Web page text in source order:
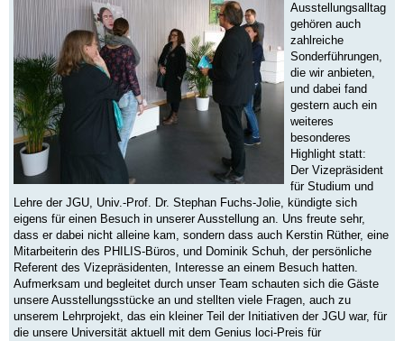
Ausstellungsalltag
gehören auch
zahlreiche
Sonderführungen,
die wir anbieten,
und dabei fand
gestern auch ein
weiteres
besonderes
Highlight statt:
Der Vizepräsident
für Studium und
Lehre der JGU, Univ.-Prof. Dr. Stephan Fuchs-Jolie, kündigte sich
eigens für einen Besuch in unserer Ausstellung an. Uns freute sehr,
dass er dabei nicht alleine kam, sondern dass auch Kerstin Rüther, eine
Mitarbeiterin des PHILIS-Büros, und Dominik Schuh, der persönliche
Referent des Vizepräsidenten, Interesse an einem Besuch hatten.
Aufmerksam und begleitet durch unser Team schauten sich die Gäste
unsere Ausstellungsstücke an und stellten viele Fragen, auch zu
unserem Lehrprojekt, das ein kleiner Teil der Initiativen der JGU war, für
die unsere Universität aktuell mit dem Genius loci-Preis für